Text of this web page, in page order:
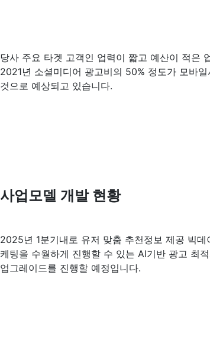
당사 주요 타겟 고객인 업력이 짧고 예산이 적은
2021년 소셜미디어 광고비의 50% 정도가 모바
것으로 예상되고 있습니다.
사업모델 개발 현황
2025년 1분기내로 유저 맞춤 추천정보 제공 빅
케팅을 수월하게 진행할 수 있는 AI기반 광고 최
업그레이드를 진행할 예정입니다.